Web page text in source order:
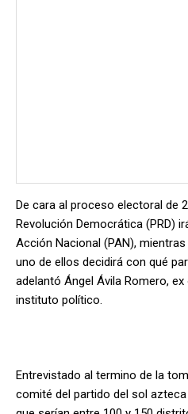
De cara al proceso electoral de
Revolución Democrática (PRD)
Acción Nacional (PAN),
uno de ellos decidirá con qué
adelantó Ángel Ávila Romero,
instituto político.
Entrevistado al termino de la
comité del partido del sol